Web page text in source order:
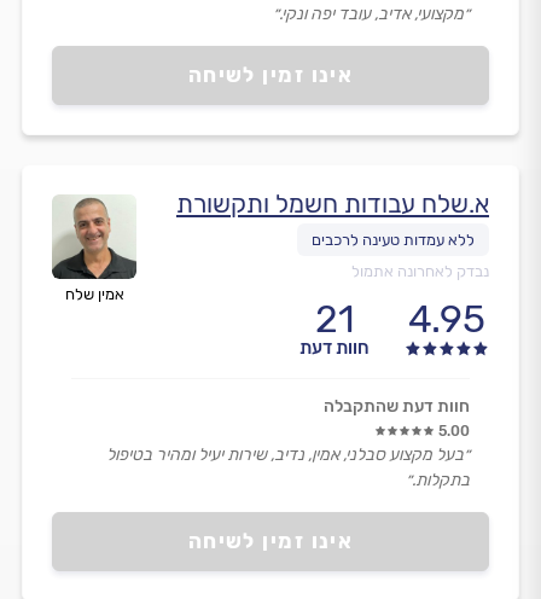
אינו זמין לשיחה
״מקצועי, אדיב, עובד יפה ונקי.״
אמין שלח
א.שלח עבודות חשמל ותקשורת
נבדק לאחרונה אתמול
4.95
21
חוות דעת
אינו זמין לשיחה
חוות דעת שהתקבלה
5.00
״בעל מקצוע סבלני, אמין, נדיב, שירות יעיל ומהיר בטיפול
בתקלות.״